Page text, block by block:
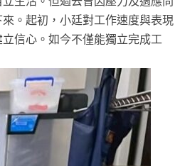
。起初，小廷對工作速度與表現
信心。如今不僅能獨立完成工